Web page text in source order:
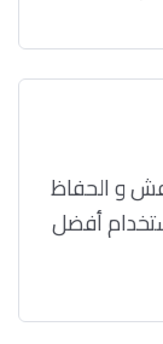
و الحفاظ
أفضل